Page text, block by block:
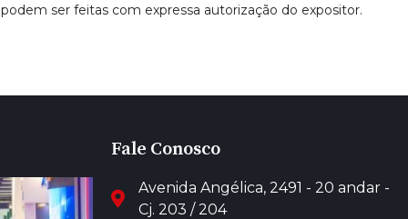
ser feitas com expressa autorização do expositor.
Fale Conosco
Avenida Angélica, 2491 - 20 andar -
Cj. 203 / 204